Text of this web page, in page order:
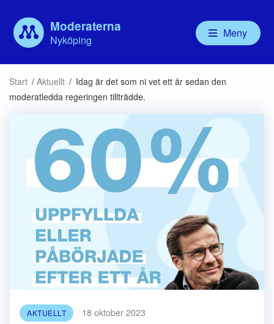
Moderaterna
Nyköping
Kommunfullmäktige
Kommunstyrelsen
Bolagsstyrelser
Debatt
Valbudskap
Meny
Start / Aktuellt / Idag är det som ni vet ett år sedan den
moderatledda regeringen tillträdde.
AKTUELLT 18 oktober 2023